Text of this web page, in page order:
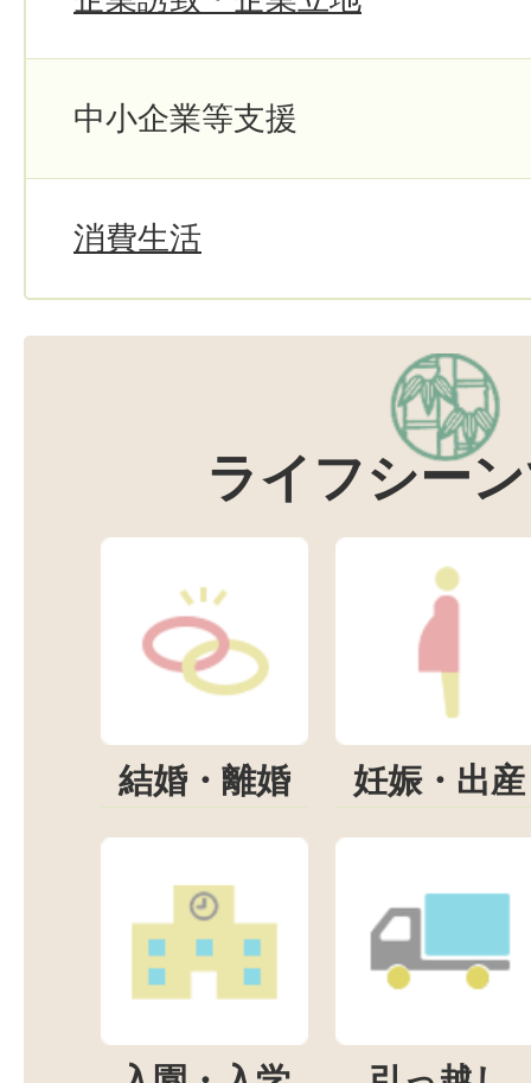
中小企業等支援
消費生活
ライフシー
結婚・離婚 妊娠・出産